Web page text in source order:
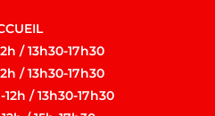
/ 13h30-17h30
/ 13h30-17h30
/ 13h30-17h30